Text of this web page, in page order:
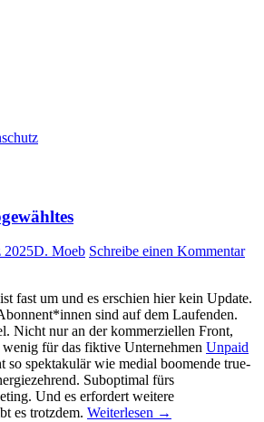
2025D. Moeb Schreibe einen Kommentar
fast um und es erschien hier kein Update.
sind auf dem Laufenden.
Nicht nur an der kommerziellen Front,
für das fiktive Unternehmen Unpaid
so spektakulär wie medial boomende true-
Suboptimal fürs
Und es erfordert weitere
es trotzdem. Weiterlesen →